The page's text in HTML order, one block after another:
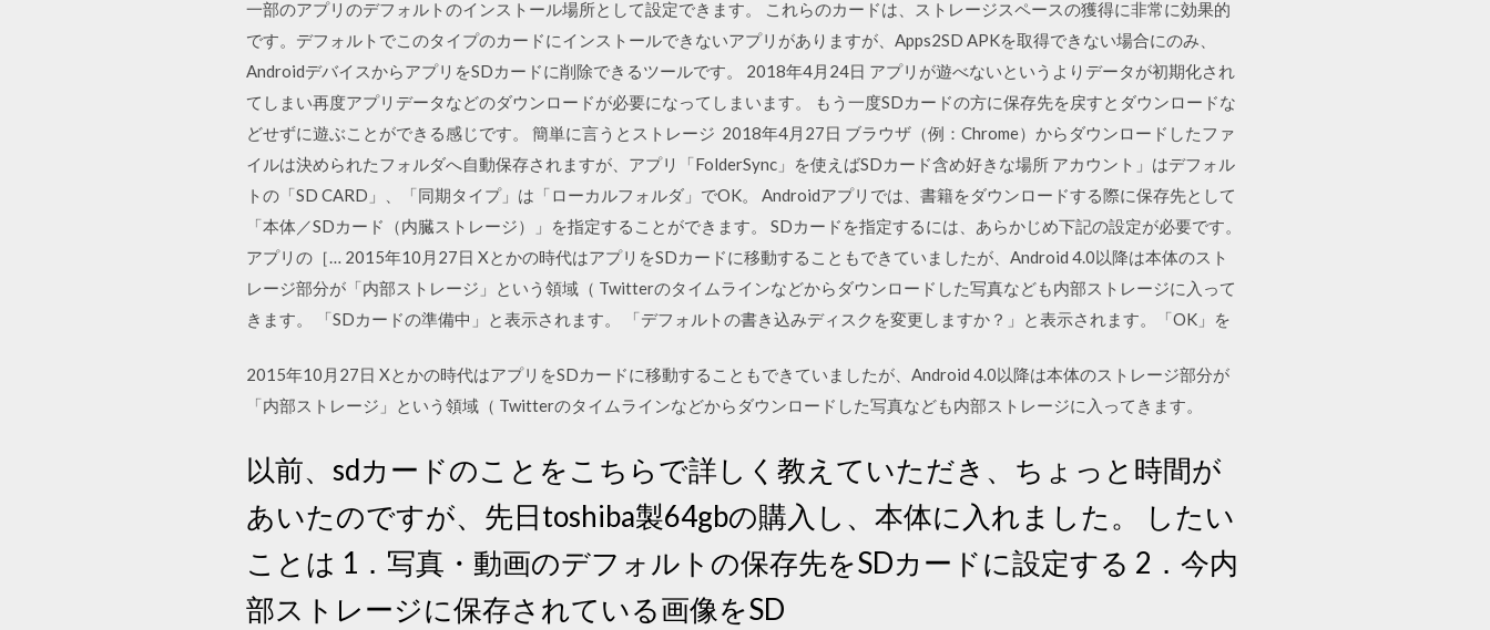
一部のアプリのデフォルトのインストール場所として設定できます。 これらのカードは、ストレージスペースの獲得に非常に効果的
です。デフォルトでこのタイプのカードにインストールできないアプリがありますが、Apps2SD APKを取得できない場合にのみ、
AndroidデバイスからアプリをSDカードに削除できるツールです。 2018年4月24日 アプリが遊べないというよりデータが初期化され
てしまい再度アプリデータなどのダウンロードが必要になってしまいます。 もう一度SDカードの方に保存先を戻すとダウンロードな
どせずに遊ぶことができる感じです。 簡単に言うとストレージ 2018年4月27日 ブラウザ（例：Chrome）からダウンロードしたファ
イルは決められたフォルダへ自動保存されますが、アプリ「FolderSync」を使えばSDカード含め好きな場所 アカウント」はデフォル
トの「SD CARD」、「同期タイプ」は「ローカルフォルダ」でOK。 Androidアプリでは、書籍をダウンロードする際に保存先として
「本体／SDカード（内臓ストレージ）」を指定することができます。 SDカードを指定するには、あらかじめ下記の設定が必要です。
アプリの［… 2015年10月27日 Xとかの時代はアプリをSDカードに移動することもできていましたが、Android 4.0以降は本体のスト
レージ部分が「内部ストレージ」という領域（ Twitterのタイムラインなどからダウンロードした写真なども内部ストレージに入って
きます。 「SDカードの準備中」と表示されます。 「デフォルトの書き込みディスクを変更しますか？」と表示されます。「OK」を
2015年10月27日 Xとかの時代はアプリをSDカードに移動することもできていましたが、Android 4.0以降は本体のストレージ部分が
「内部ストレージ」という領域（ Twitterのタイムラインなどからダウンロードした写真なども内部ストレージに入ってきます。
以前、sdカードのことをこちらで詳しく教えていただき、ちょっと時間が
あいたのですが、先日toshiba製64gbの購入し、本体に入れました。 したい
ことは 1．写真・動画のデフォルトの保存先をSDカードに設定する 2．今内
部ストレージに保存されている画像をSD